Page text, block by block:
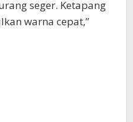
seger. Ketapang
warna cepat,”